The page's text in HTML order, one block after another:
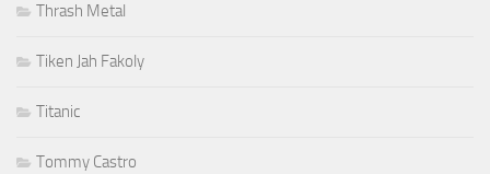
Thrash Metal
Tiken Jah Fakoly
Titanic
Tommy Castro